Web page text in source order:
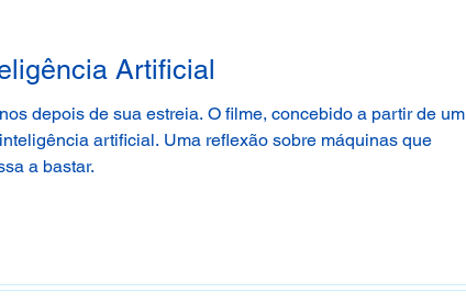
Artificial
depois de sua estreia. O filme, concebido a partir de um
artificial. Uma reflexão sobre máquinas que
a bastar.